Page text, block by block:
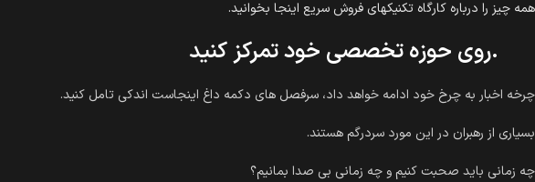
همه چیز را درباره کارگاه تکنیکهای فروش سریع اینجا بخوانید.
.روی حوزه تخصصی خود تمرکز کنید
چرخه اخبار به چرخ خود ادامه خواهد داد، سرفصل های دکمه داغ اینجاست اندکی تامل کنید.
بسیاری از رهبران در این مورد سردرگم هستند.
چه زمانی باید صحبت کنیم و چه زمانی بی صدا بمانیم؟